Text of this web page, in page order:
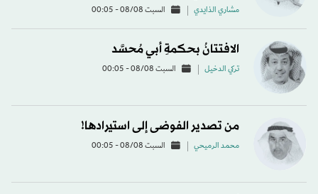
مشاري الذايدي السبت 08/08 - 00:05
الافتتانُ بحكمةِ أبي مُحسَّد
تركي الدخيل السبت 08/08 - 00:05
من تصدير الفوضى إلى استيرادها!
محمد الرميحي السبت 08/08 - 00:05